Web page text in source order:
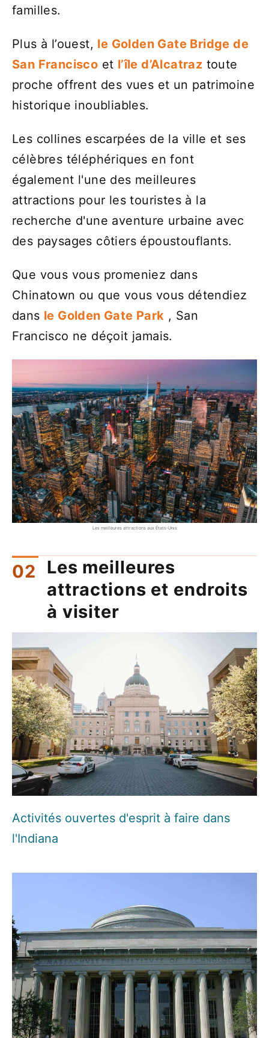
familles.
Plus à l’ouest, le Golden Gate Bridgede
San Francisco et l’île d’Alcatraz toute
proche offrent des vues et un patrimoine
historique inoubliables.
Les collines escarpées de la ville et ses
célèbres téléphériques en font
également l'une des meilleures
attractions pour les touristes à la
recherche d'une aventure urbaine avec
des paysages côtiers époustouflants.
Que vous vous promeniez dans
Chinatown ou que vous vous détendiez
dans le Golden Gate Park , San
Francisco ne déçoit jamais.
Les meilleures attractions aux États-Unis
Les meilleures
attractions et endroits
à visiter
Activités ouvertes d'esprit à faire dans
l'Indiana